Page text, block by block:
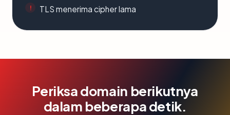
TLS menerima cipher lama
Periksa domain berikutnya
dalam beberapa detik.